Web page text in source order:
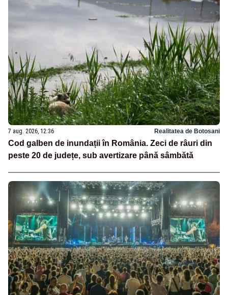
7 aug. 2026, 12:36 Realitatea de Botosani
Cod galben de inundații în România. Zeci de râuri din
peste 20 de județe, sub avertizare până sâmbătă